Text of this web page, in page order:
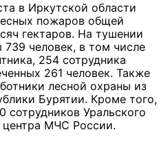
в Иркутской области
пожаров общей
гектаров. На тушении
человек, в том числе
254 сотрудника
261 человек. Также
лесной охраны из
Бурятии. Кроме того,
сотрудников Уральского
центра МЧС России.